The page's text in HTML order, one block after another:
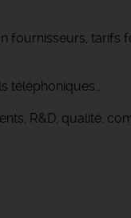
tarifs
téléphoniques…
R&D, qualité,